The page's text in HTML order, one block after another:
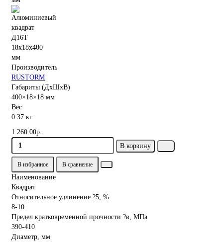
Производитель
RUSTORM
Габариты (ДхШхВ)
400×18×18 мм
Вес
0.37 кг
1 260.00р.
В корзину
В избранное В сравнение
Наименование
Квадрат
Относительное удлинение ?5, %
8-10
Предел кратковременной прочности ?в, МПа
390-410
Диаметр, мм